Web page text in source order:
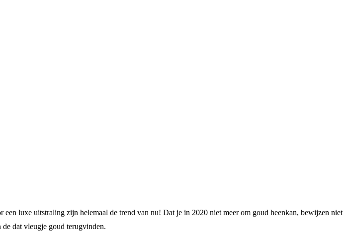
luxe uitstraling zijn helemaal de trend van nu! Dat je in 2020 niet meer om goud heenkan, bewijzen niet
dat vleugje goud terugvinden.